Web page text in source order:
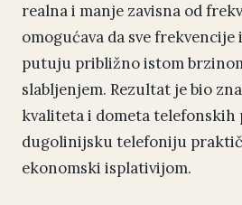
realna i manje zavisna od
omogućava da sve
putuju približno istom
slabljenjem. Rezultat je bio
kvaliteta i dometa telefonskih
dugolinijsku telefoniju
ekonomski isplativijom.